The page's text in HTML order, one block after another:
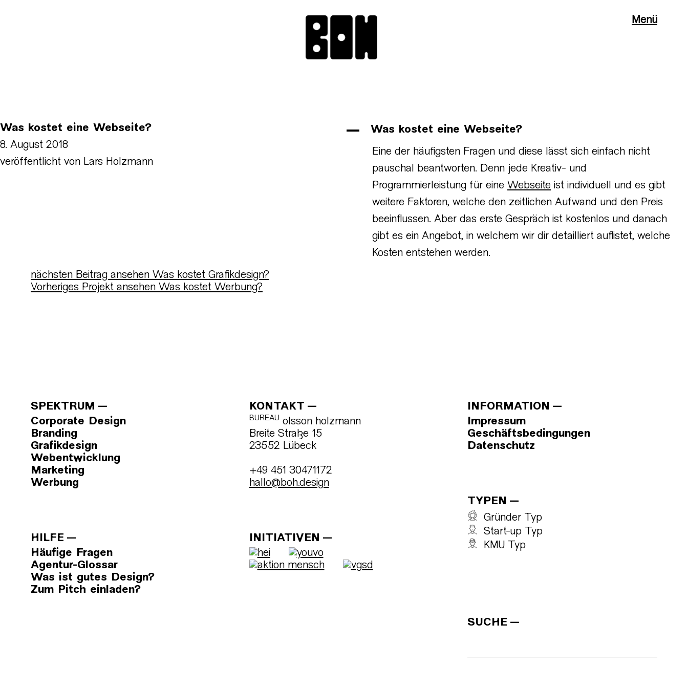
Menü
Was kostet eine Webseite?
8. August 2018
veröffentlicht von Lars Holzmann
A Was kostet eine Webseite?
Eine der häufigsten Fragen und diese lässt sich einfach nicht
pauschal beantworten. Denn jede Kreativ- und
Programmierleistung für eine Webseite ist individuell und es gibt
weitere Faktoren, welche den zeitlichen Aufwand und den Preis
beeinflussen. Aber das erste Gespräch ist kostenlos und danach
gibt es ein Angebot, in welchem wir dir detailliert auflistet, welche
Kosten entstehen werden.
nächsten Beitrag ansehen Was kostet Grafikdesign?
Vorheriges Projekt ansehen Was kostet Werbung?
SPEKTRUM
Corporate Design
Branding
Grafikdesign
Webentwicklung
Marketing
Werbung
HILFE
Häufige Fragen
Agentur-Glossar
Was ist gutes Design?
Zum Pitch einladen?
KONTAKT
BUREAU olsson holzmann
Breite Straße 15
23552 Lübeck
+49 451 30471172
hallo@boh.design
INITIATIVEN
INFORMATION
Impressum
Geschäftsbedingungen
Datenschutz
TYPEN
Gründer Typ
Start-up Typ
KMU Typ
SUCHE